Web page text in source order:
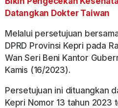
Datangkan Dokter Taiwan
Melalui persetujuan
DPRD Provinsi Kepri pada
Wan Seri Beni Kantor
Kamis (16/2023).
Persetujuan ini dituangkan
Kepri Nomor 13 tahun 2023